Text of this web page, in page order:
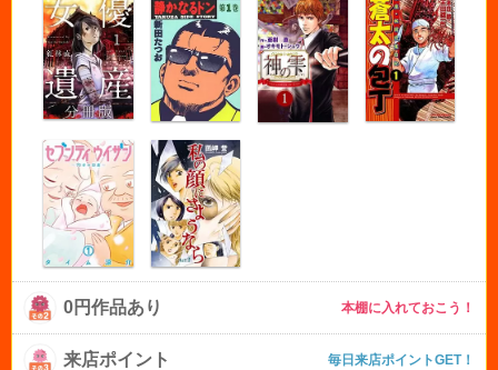
0円作品あり 本棚に入れておこう！
来店ポイント 毎日来店ポイントGET！